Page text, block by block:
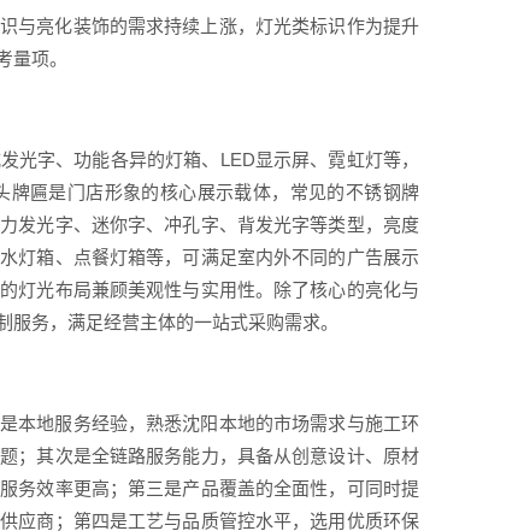
与亮化装饰的需求持续上涨，灯光类标识作为提升
项。
光字、功能各异的灯箱、LED显示屏、霓虹灯等，
匾是门店形象的核心展示载体，常见的不锈钢牌
发光字、迷你字、冲孔字、背发光字等类型，亮度
灯箱、点餐灯箱等，可满足室内外不同的广告展示
灯光布局兼顾美观性与实用性。除了核心的亮化与
务，满足经营主体的一站式采购需求。
本地服务经验，熟悉沈阳本地的市场需求与施工环
；其次是全链路服务能力，具备从创意设计、原材
务效率更高；第三是产品覆盖的全面性，可同时提
应商；第四是工艺与品质管控水平，选用优质环保